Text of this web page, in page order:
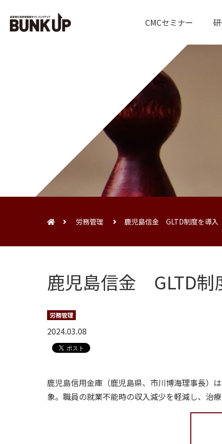
CMCセミナー
労務管理 鹿児島信金 GLTD制度を導
鹿児島信金 GLTD
労務管理
2024.03.08
鹿児島信用金庫（鹿児島県、市川博海理事長）
象。職員の就業不能時の収入減少を軽減し、治